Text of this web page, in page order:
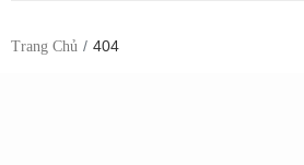
Trang Chủ 404